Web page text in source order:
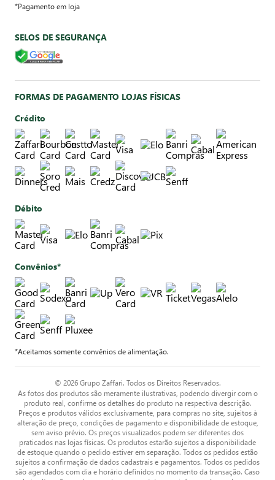
*Pagamento em loja
SELOS DE SEGURANÇA
FORMAS DE PAGAMENTO LOJAS FÍSICAS
Crédito
Débito
Convênios*
*Aceitamos somente convênios de alimentação.
© 2026 Grupo Zaffari. Todos os Direitos Reservados.
As fotos dos produtos são meramente ilustrativas, podendo divergir com o
produto real, confirme os detalhes do produto na respectiva descrição.
Preços e produtos válidos exclusivamente, para compras no site, sujeitos à
alteração de preço, condições de pagamento e disponibilidade de estoque,
sem aviso prévio. Os preços visualizados podem ser diferentes dos
praticados nas lojas físicas. Os produtos estarão sujeitos a disponibilidade
de estoque quando o pedido estiver em separação. Todos os pedidos estão
sujeitos a confirmação de dados cadastrais e pagamentos. Todos os pedidos
são agendados com dia e horário definidos no momento da transação. Caso